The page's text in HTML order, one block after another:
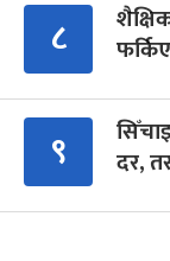
८
९
दर,